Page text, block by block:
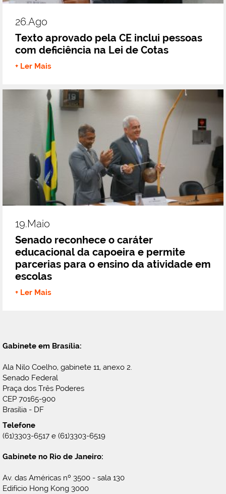
26.ago
Texto aprovado pela CE inclui pessoas
com deficiência na Lei de Cotas
+ Ler Mais
19.maio
Senado reconhece o caráter
educacional da capoeira e permite
parcerias para o ensino da atividade em
escolas
+ Ler Mais
Gabinete em Brasília:
Ala Nilo Coelho, gabinete 11, anexo 2.
Senado Federal
Praça dos Três Poderes
CEP 70165-900
Brasília - DF
Telefone
(61)3303-6517 e (61)3303-6519
Gabinete no Rio de Janeiro:
Av. das Américas nº 3500 - sala 130
Edifício Hong Kong 3000